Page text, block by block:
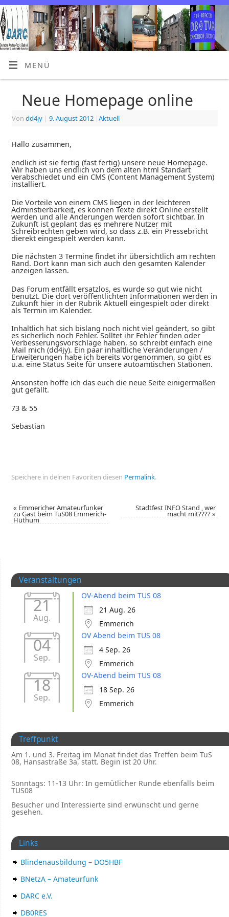
MENÜ
Neue Homepage online
Von dd4jy | 9. August 2012 |Aktuell
Hallo zusammen,
endlich ist sie fertig (fast fertig) unsere neue Homepage.
Wir haben uns endlich von dem alten html Standart
verabschiedet und ein CMS (Content Management System)
installiert.
Die Vorteile von einem CMS liegen in der leichteren
Adminstierbarkeit, es können Texte direkt Online erstellt
werden und alle Änderungen werden sofort sichtbar. In
Zukunft ist geplant das es mehrere Nutzer mit
Schreibrechten geben wird, so dass z.B. ein Pressebricht
dierekt eingespielt werden kann.
Die nächsten 3 Termine findet ihr übersichtlich am rechten
Rand. Dort kann man sich auch den gesamten Kalender
anzeigen lassen.
Das Forum entfällt ersatzlos, es wurde so gut wie nicht
benutzt. Die dort veröffentlichten Informationen werden in
Zukunft hier in der Rubrik Aktuell eingespielt oder direkt
als Termin im Kalender.
Inhaltlich hat sich bislang noch nicht viel geändert, so gibt
es sicherlich noch Fehler. Solltet ihr Fehler finden oder
Verbesserungsvorschläge haben, so schreibt einfach eine
Mail mich (dd4jy). Ein paar inhaltliche Veränderungen /
Erweiterungen habe ich bereits vorgenommen, so gibt es
u.a. eine Status Seite für unsere autoamtischen Stationen.
Ansonsten hoffe ich das euch die neue Seite einigermaßen
gut gefällt.
73 & 55
Sebastian
Speichere in deinen Favoriten diesen Permalink.
« Emmericher Amateurfunker
zu Gast beim TuS08 Emmerich-
Hüthum
Stadtfest INFO Stand , wer
macht mit????»
Veranstaltungen
21
Aug.
OV-Abend beim TUS 08
21 Aug. 26
Emmerich
04
Sep.
OV Abend beim TUS 08
4 Sep. 26
Emmerich
18
Sep.
OV-Abend beim TUS 08
18 Sep. 26
Emmerich
Treffpunkt
Am 1. und 3. Freitag im Monat findet das Treffen beim TuS
08, Hansastraße 3a, statt. Begin ist 20 Uhr.
Sonntags: 11-13 Uhr: In gemütlicher Runde ebenfalls beim
TUS08
Besucher und Interessierte sind erwünscht und gerne
gesehen.
Links
Blindenausbildung – DO5HBF
BNetzA – Amateurfunk
DARC e.V.
DB0RES